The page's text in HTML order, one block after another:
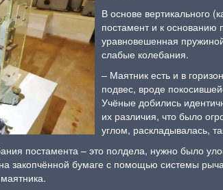
В основе вертикального
постамент и к основанию
уравновешенная
слабые колебания.
– Маятник есть и в
подвес, вроде
Учёные добились
их различия, что было
углом, раскладывалась,
постамента – это полдела, нужно было
закопчённой бумаге с помощью системы